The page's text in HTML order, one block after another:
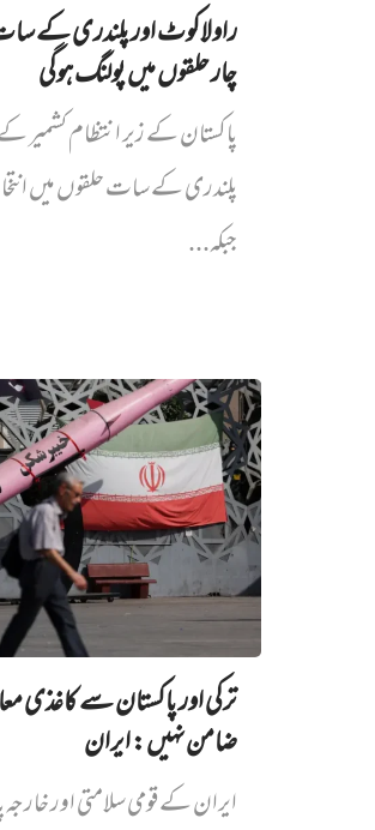
راولاکوٹ اور پلندری کے
چار حلقوں میں پولنگ ہوگی
پاکستان کے زیر انتظام کشمیر
پلندری کے سات حلقوں میں
جبکہ...
ترکی اور پاکستان سے
ضامن نہیں‌: ایران
ایران کے قومی سلامتی اور